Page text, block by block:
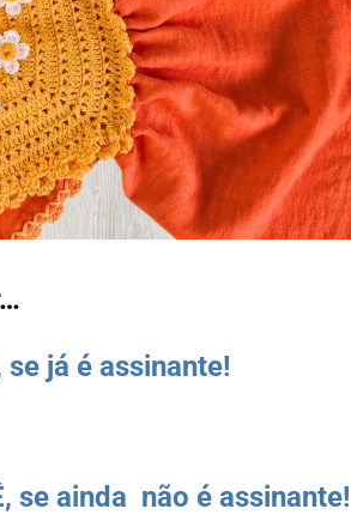
se já é assinante!
se ainda não é assinante!